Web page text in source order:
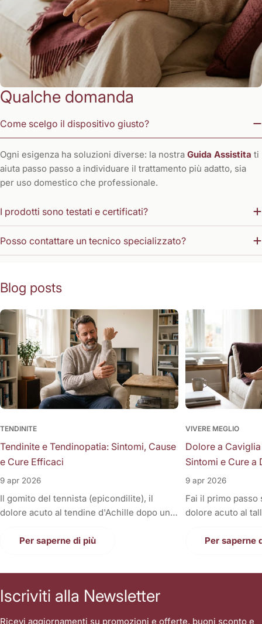
Qualche domanda
Come scelgo il dispositivo giusto?
Ogni esigenza ha soluzioni diverse: la nostra Guida Assistita ti
aiuta passo passo a individuare il trattamento più adatto, sia
per uso domestico che professionale.
I prodotti sono testati e certificati?
Posso contattare un tecnico specializzato?
Blog posts
TENDINITE
Tendinite e Tendinopatia: Sintomi, Cause
e Cure Efficaci
9 apr 2026
Il gomito del tennista (epicondilite), il
dolore acuto al tendine d'Achille dopo una
braccio, o il fastidioso dolore al ginocchio
patologie a carico dei tendini, i veri e
Per saperne di più
VIVERE MEGLIO
Dolore a
Sintomi e Cure a
9 apr 2026
Fai il primo
dolore acuto al
sono gonfie,
Per saperne
Iscriviti alla Newsletter
Ricevi aggiornamenti su promozioni e offerte, buoni sconto e